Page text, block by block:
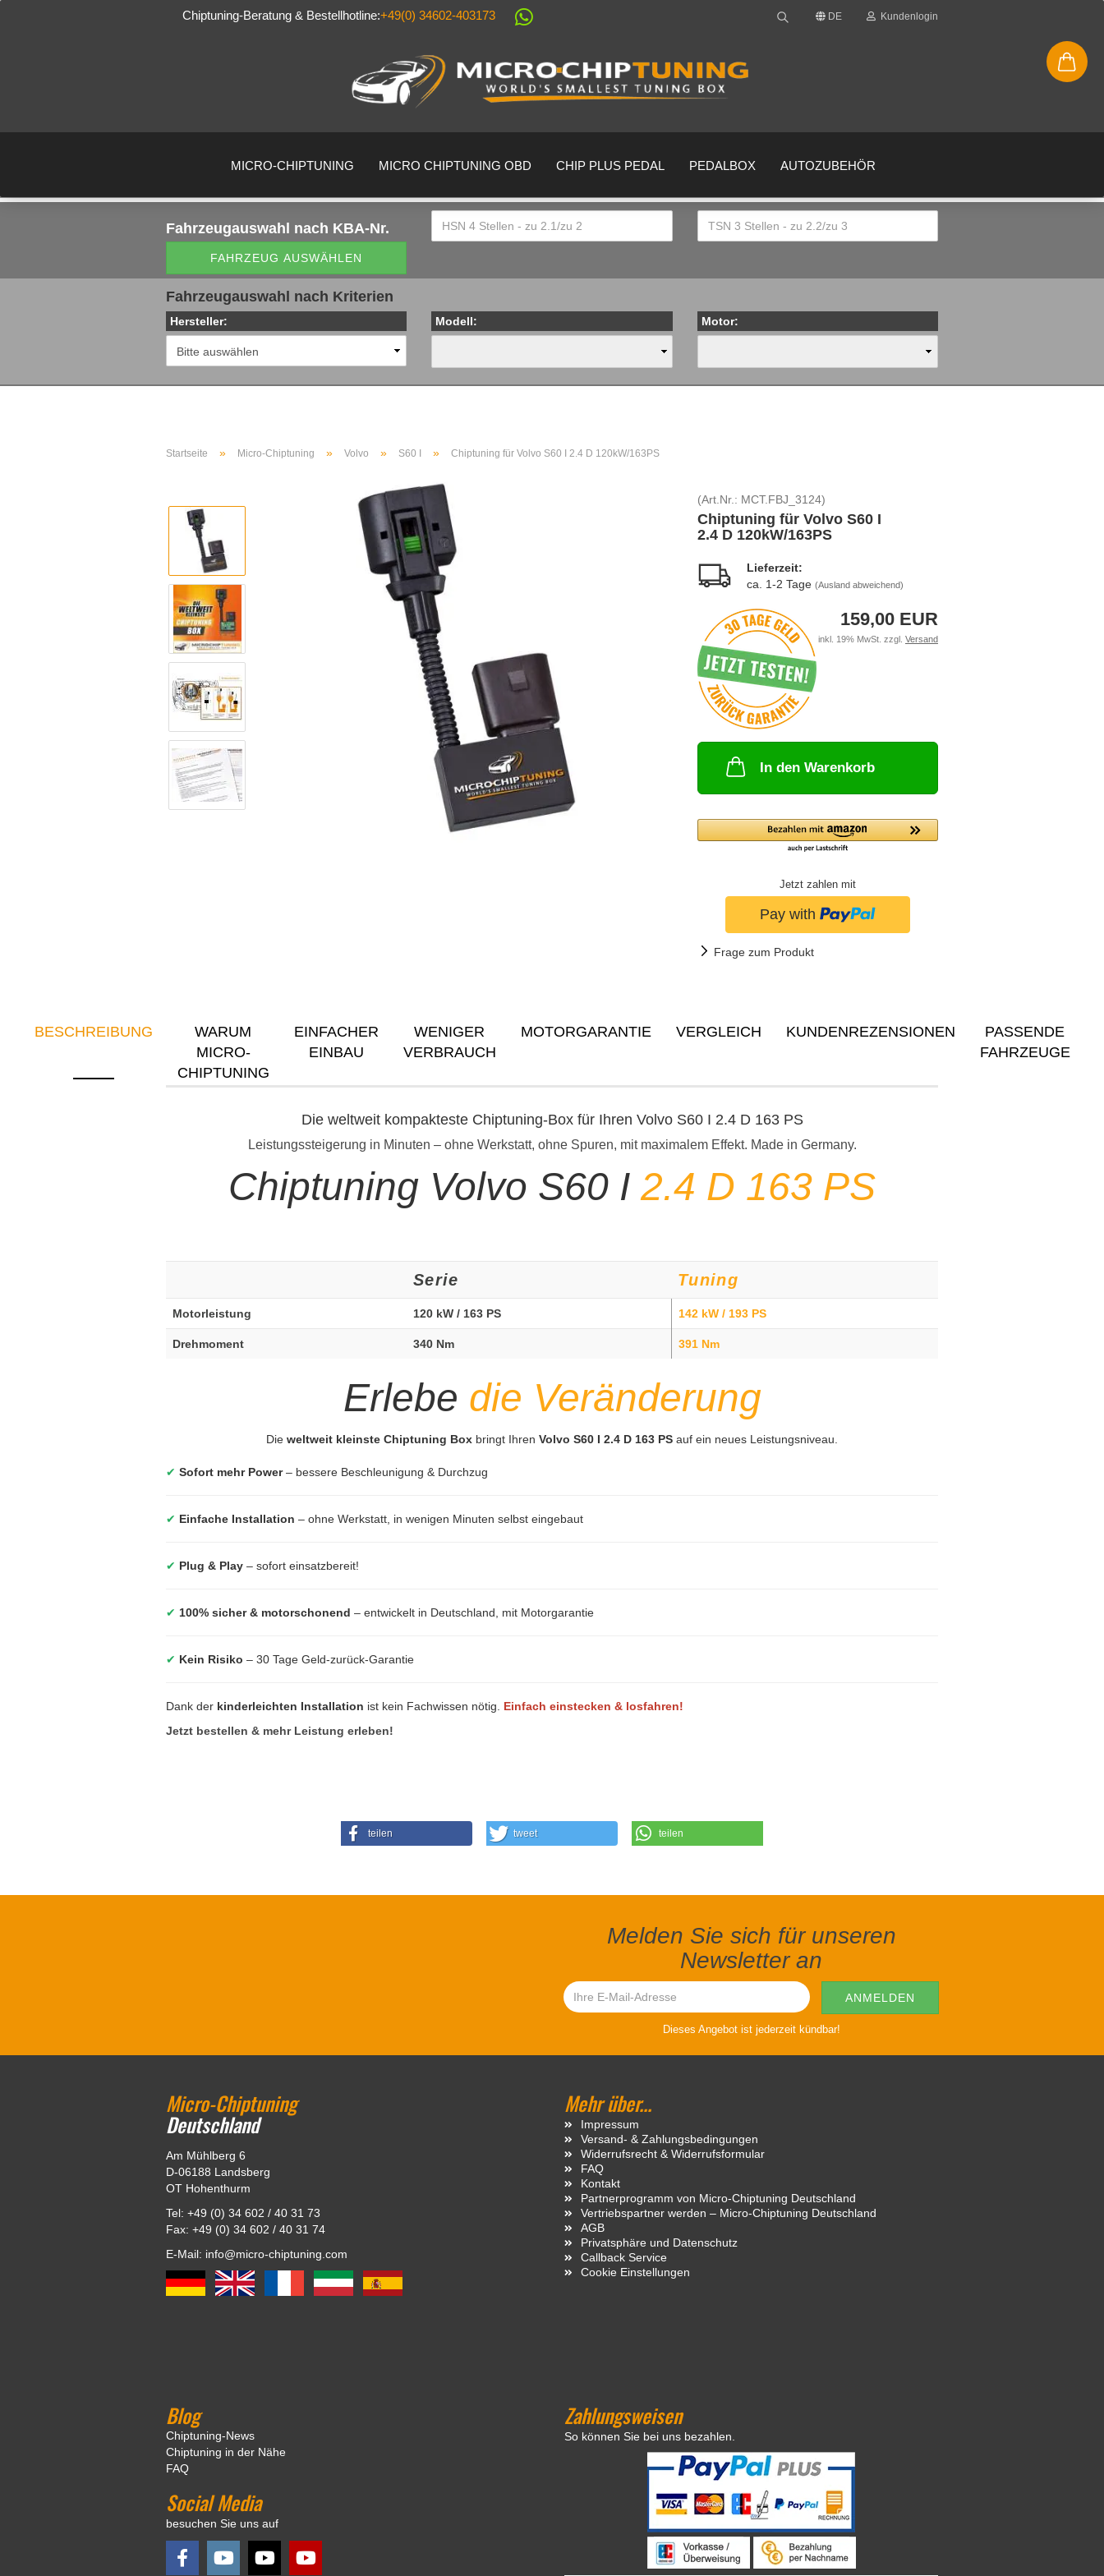
Chiptuning-Beratung & Bestellhotline:+49(0) 34602-403173 DE
Sprache auswählen
Kundenlogin
MICRO-CHIPTUNING MICRO CHIPTUNING OBD CHIP PLUS PEDAL PEDALBOX AUTOZUBEHÖR
Fahrzeugauswahl nach KBA-Nr.
FAHRZEUG AUSWÄHLEN
Fahrzeugauswahl nach Kriterien
Hersteller: Modell: Motor:
Startseite » Micro-Chiptuning » Volvo » S60 I » Chiptuning für Volvo S60 I 2.4 D 120kW/163PS
(Art.Nr.: MCT.FBJ_3124)
Chiptuning für Volvo S60 I
2.4 D 120kW/163PS
Lieferzeit:
ca. 1-2 Tage (Ausland abweichend)
159,00 EUR
inkl. 19% MwSt. zzgl. Versand
In den Warenkorb
Jetzt zahlen mit
Frage zum Produkt
BESCHREIBUNG
WARUM
MICRO-
CHIPTUNING
EINFACHER
EINBAU
WENIGER
VERBRAUCH
MOTORGARANTIE VERGLEICH KUNDENREZENSIONEN
PASSENDE
FAHRZEUGE
Die weltweit kompakteste Chiptuning-Box für Ihren Volvo S60 I 2.4 D 163 PS
Leistungssteigerung in Minuten – ohne Werkstatt, ohne Spuren, mit maximalem Effekt. Made in Germany.
Chiptuning Volvo S60 I 2.4 D 163 PS
Serie Tuning
Motorleistung 120 kW / 163 PS 142 kW / 193 PS
Drehmoment 340 Nm 391 Nm
Erlebe die Veränderung
Die weltweit kleinste Chiptuning Box bringt Ihren Volvo S60 I 2.4 D 163 PS auf ein neues Leistungsniveau.
✔ Sofort mehr Power– bessere Beschleunigung & Durchzug
✔ Einfache Installation – ohne Werkstatt, in wenigen Minuten selbst eingebaut
✔ Plug & Play – sofort einsatzbereit!
✔ 100% sicher & motorschonend – entwickelt in Deutschland, mit Motorgarantie
✔ Kein Risiko – 30 Tage Geld-zurück-Garantie
Dank der kinderleichten Installation ist kein Fachwissen nötig. Einfach einstecken & losfahren!
Jetzt bestellen & mehr Leistung erleben!
teilen tweet teilen
Melden Sie sich für unseren
Newsletter an
Dieses Angebot ist jederzeit kündbar!
Micro-Chiptuning
Deutschland
Am Mühlberg 6
D-06188 Landsberg
OT Hohenthurm
Tel: +49 (0) 34 602 / 40 31 73
Fax: +49 (0) 34 602 / 40 31 74
E-Mail: info@micro-chiptuning.com
Mehr über...
Impressum
Versand- & Zahlungsbedingungen
Widerrufsrecht & Widerrufsformular
FAQ
Kontakt
Partnerprogramm von Micro-Chiptuning Deutschland
Vertriebspartner werden – Micro-Chiptuning Deutschland
AGB
Privatsphäre und Datenschutz
Callback Service
Cookie Einstellungen
Blog
Chiptuning-News
Chiptuning in der Nähe
FAQ
Social Media
besuchen Sie uns auf
Zahlungsweisen
So können Sie bei uns bezahlen.